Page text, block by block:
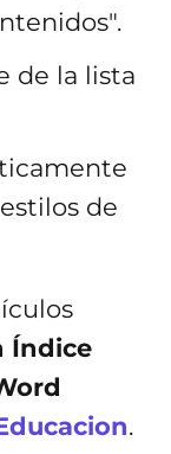
de la lista
de
Índice
.